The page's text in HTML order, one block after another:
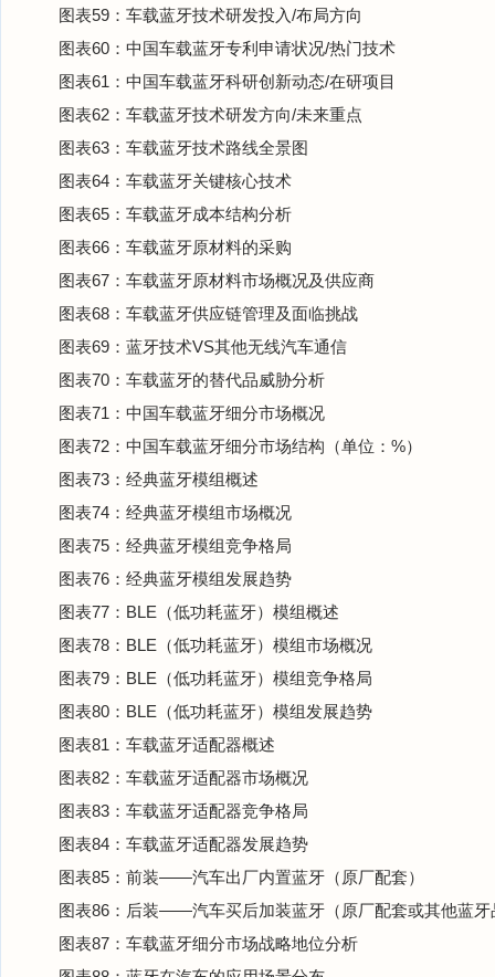
图表59：车载蓝牙技术研发投入/布局方向
图表60：中国车载蓝牙专利申请状况/热门技术
图表61：中国车载蓝牙科研创新动态/在研项目
图表62：车载蓝牙技术研发方向/未来重点
图表63：车载蓝牙技术路线全景图
图表64：车载蓝牙关键核心技术
图表65：车载蓝牙成本结构分析
图表66：车载蓝牙原材料的采购
图表67：车载蓝牙原材料市场概况及供应商
图表68：车载蓝牙供应链管理及面临挑战
图表69：蓝牙技术VS其他无线汽车通信
图表70：车载蓝牙的替代品威胁分析
图表71：中国车载蓝牙细分市场概况
图表72：中国车载蓝牙细分市场结构（单位：%）
图表73：经典蓝牙模组概述
图表74：经典蓝牙模组市场概况
图表75：经典蓝牙模组竞争格局
图表76：经典蓝牙模组发展趋势
图表77：BLE（低功耗蓝牙）模组概述
图表78：BLE（低功耗蓝牙）模组市场概况
图表79：BLE（低功耗蓝牙）模组竞争格局
图表80：BLE（低功耗蓝牙）模组发展趋势
图表81：车载蓝牙适配器概述
图表82：车载蓝牙适配器市场概况
图表83：车载蓝牙适配器竞争格局
图表84：车载蓝牙适配器发展趋势
图表85：前装——汽车出厂内置蓝牙（原厂配套）
图表86：后装——汽车买后加装蓝牙（原厂配套或其他蓝牙
图表87：车载蓝牙细分市场战略地位分析